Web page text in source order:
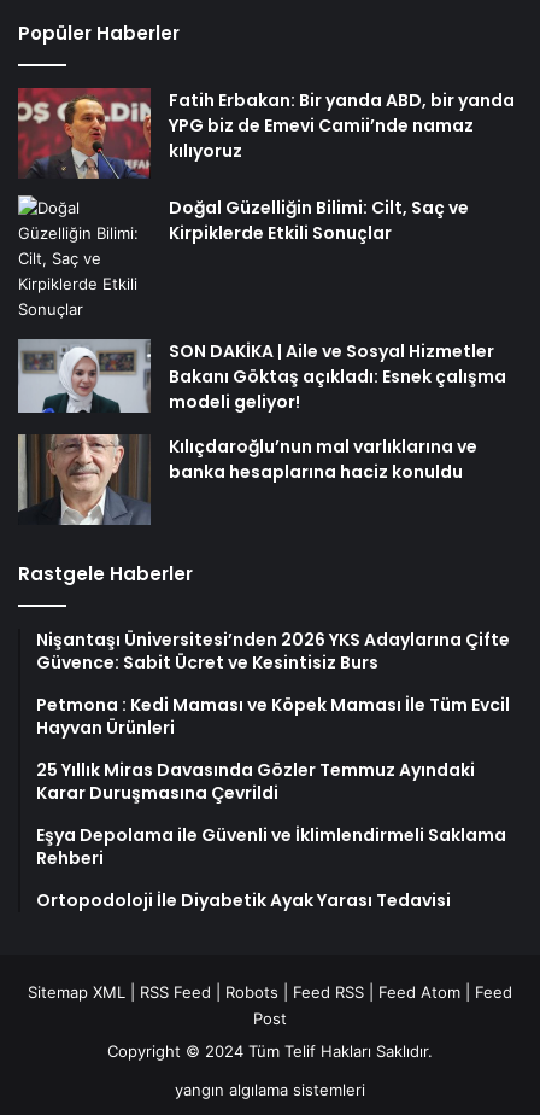
Popüler Haberler
Fatih Erbakan: Bir yanda ABD, bir yanda
YPG biz de Emevi Camii’nde namaz
kılıyoruz
Doğal Güzelliğin Bilimi: Cilt, Saç ve
Kirpiklerde Etkili Sonuçlar
SON DAKİKA | Aile ve Sosyal Hizmetler
Bakanı Göktaş açıkladı: Esnek çalışma
modeli geliyor!
Kılıçdaroğlu’nun mal varlıklarına ve
banka hesaplarına haciz konuldu
Rastgele Haberler
Nişantaşı Üniversitesi’nden 2026 YKS Adaylarına Çifte
Güvence: Sabit Ücret ve Kesintisiz Burs
Petmona : Kedi Maması ve Köpek Maması İle Tüm Evcil
Hayvan Ürünleri
25 Yıllık Miras Davasında Gözler Temmuz Ayındaki
Karar Duruşmasına Çevrildi
Eşya Depolama ile Güvenli ve İklimlendirmeli Saklama
Rehberi
Ortopodoloji İle Diyabetik Ayak Yarası Tedavisi
Sitemap XML RSS Feed Robots Feed RSS Feed Atom
Feed
Post
Copyright © 2024 Tüm Telif Hakları Saklıdır.
yangın algılama sistemleri